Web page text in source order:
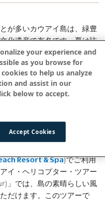
が多いカウアイ島は、緑豊
化遺産で有名です。夏は訪
の自然の美しさと活気に満
んのアクティビティやイベ
やるべきことのいくつかを
壮観な方法の1つは、空か
Resort & Spa)でご利用
イ・ヘリコプター・ツアー
では、島の素晴らしい風
だけます。このツアーで
your experience and
as you browse for
to help us analyze
and assist in our
below to accept.
Accept Cookies